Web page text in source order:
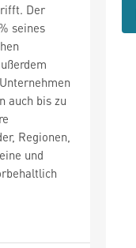
Der
seines
auch bis zu
Regionen,
und